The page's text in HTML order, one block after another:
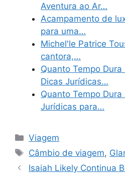
Aventura ao Ar…
Acampamento de
para uma…
Michel'le Patrice
cantora,…
Quanto Tempo
Dicas Jurídicas…
Quanto Tempo
Jurídicas para…
Categories
Viagem
Tags
Câmbio de viagem,
Isaiah Likely Continua